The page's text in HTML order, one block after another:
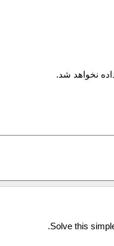
نخواهد شد.
Solve this